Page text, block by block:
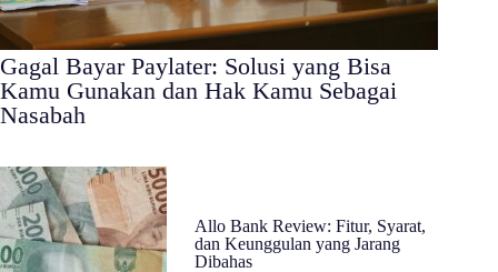
Gagal Bayar Paylater: Solusi yang Bisa
Kamu Gunakan dan Hak Kamu Sebagai
Nasabah
Allo Bank Review: Fitur, Syarat,
dan Keunggulan yang Jarang
Dibahas